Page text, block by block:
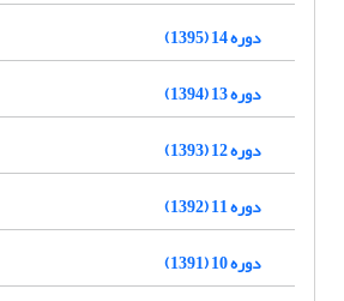
دوره 14 (1395)
دوره 13 (1394)
دوره 12 (1393)
دوره 11 (1392)
دوره 10 (1391)